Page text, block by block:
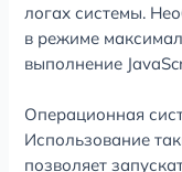
логах системы.
в режиме
выполнение
Операционная
Использование
позволяет